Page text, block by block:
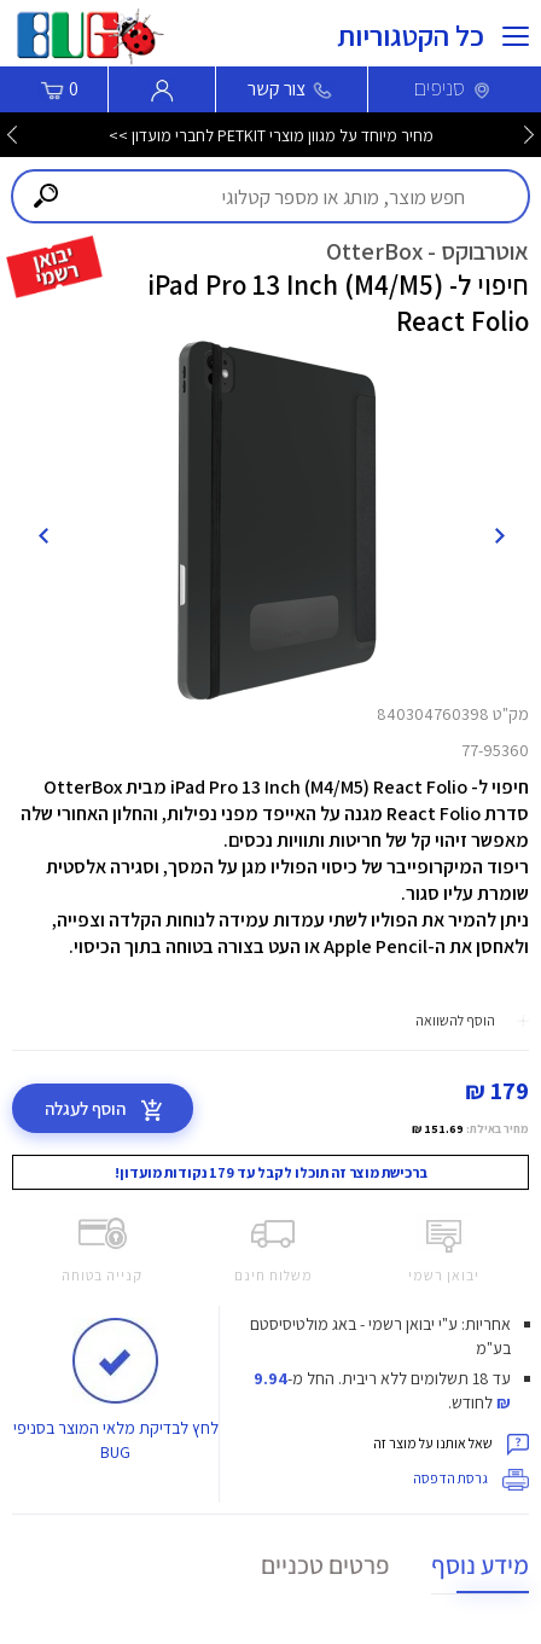
כל הקטגוריות
סניפים צור קשר 0
מחיר מיוחד על מגוון מוצרי PETKIT לחברי מועדון >>
אוטרבוקס - OtterBox
חיפוי ל- iPad Pro 13 Inch (M4/M5)
React Folio
מק"ט 840304760398
77-95360
חיפוי ל- iPad Pro 13 Inch (M4/M5) React Folio מבית OtterBox
סדרת React Folio מגנה על האייפד מפני נפילות, והחלון האחורי שלה
מאפשר זיהוי קל של חריטות ותוויות נכסים.
ריפוד המיקרופייבר של כיסוי הפוליו מגן על המסך, וסגירה אלסטית
שומרת עליו סגור.
ניתן להמיר את הפוליו לשתי עמדות עמידה לנוחות הקלדה וצפייה,
ולאחסן את ה-Apple Pencil או העט בצורה בטוחה בתוך הכיסוי.
הוסף להשוואה
179 ₪
מחיר באילת: 151.69 ₪
הוסף לעגלה
ברכישת מוצר זה תוכלו לקבל עד 179 נקודות מועדון!
יבואן רשמי משלוח חינם קנייה בטוחה
אחריות: ע"י יבואן רשמי - באג מולטיסיסטם
בע"מ
עד 18 תשלומים ללא ריבית.
החל מ-9.94
₪לחודש.
שאל אותנו על מוצר זה
גרסת הדפסה
לחץלבדיקת מלאי המוצר בסניפי
BUG
מידע נוסף פרטים טכניים